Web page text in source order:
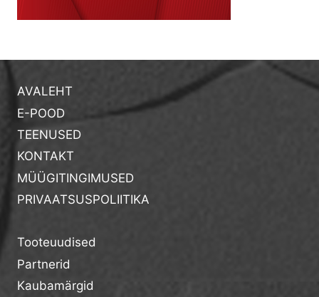
AVALEHT
E-POOD
TEENUSED
KONTAKT
MÜÜGITINGIMUSED
PRIVAATSUSPOLIITIKA
Tooteuudised
Partnerid
Kaubamärgid